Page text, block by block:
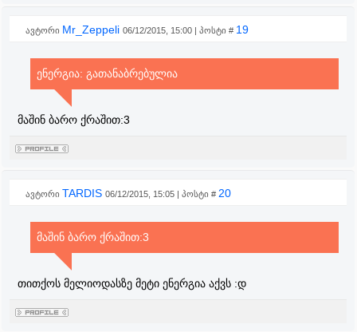
ავტორი Mr_Zeppeli 06/12/2015, 15:00 | პოსტი # 19
ენერგია: გათანაბრებულია
მაშინ ბარო ქრაშით:3
ავტორი TARDIS 06/12/2015, 15:05 | პოსტი # 20
მაშინ ბარო ქრაშით:3
თითქოს მელიოდასზე მეტი ენერგია აქვს :დ